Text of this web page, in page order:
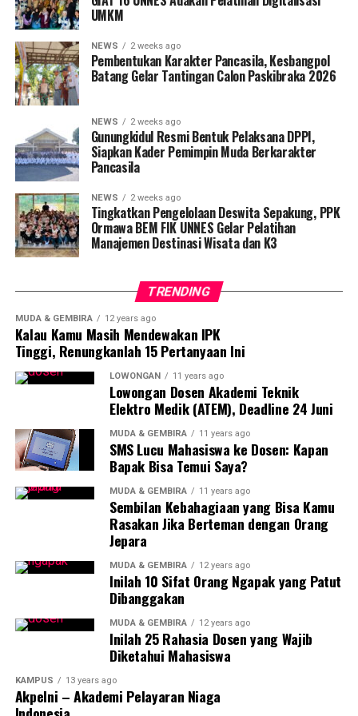
bagian dari kompetensi abad 21. “Guru yang sukses di
era digital bukan hanya yang menguasai materi, tetapi
juga yang mampu mengoptimalkan teknologi untuk
memperkaya pengalaman belajar siswa,” ujarnya.
Para guru yang hadir tidak hanya mendengarkan materi
teoretis tentang TPACK, tetapi juga dilibatkan dalam
sesi praktik langsung. Di bawah bimbingan anggota tim
pengabdian lainnya—Dr. At. Sugeng Priyanto, M.Si., Dr.
Martien Herna Susanti, M.Si., dan Yan Amal, M.Pd.,
M.Sc.—para peserta diajak untuk mengembangkan
rencana pembelajaran yang mengintegrasikan
penggunaan teknologi, seperti pemanfaatan aplikasi
alat digital lainnya yang dapat mendukung proses
Salah satu hal yang membuat pelatihan ini menarik
adalah pendekatan langsung yang digunakan. Para
peserta diberikan kesempatan untuk mencoba langsung
berbagai aplikasi dan perangkat teknologi yang dapat
digunakan dalam pembelajaran. Misalnya, mereka diajak
untuk membuat kuis interaktif menggunakan platform
daring, merancang presentasi berbasis multimedia,
serta mendalami penggunaanLearning Management
System(LMS) yang dapat memfasilitasi pembelajaran
Pelatihan ini juga memberikan dampak positif bagi
pengembangan karir para guru. Selain mengasah
kemampuan mengajar, guru-guru di SMA Sedes
Sapientiae Semarang juga diberikan wawasan tentang
bagaimana cara memanfaatkan teknologi untuk
pengembangan diri. Dengan memanfaatkan berbagai
platform dan komunitas online, guru dapat terus
mengembangkan kompetensinya secara mandiri dan
berkolaborasi dengan rekan sejawat dari berbagai
UMKM
NEWS 2 weeks ago
Pembentukan Karakter Pancasila, Kesbangpol
Batang Gelar Tantingan Calon Paskibraka 2026
NEWS 2 weeks ago
Gunungkidul Resmi Bentuk Pelaksana DPPI,
Siapkan Kader Pemimpin Muda Berkarakter
Pancasila
NEWS 2 weeks ago
Tingkatkan Pengelolaan Deswita Sepakung, PPK
Ormawa BEM FIK UNNES Gelar Pelatihan
Manajemen Destinasi Wisata dan K3
TRENDING
MUDA & GEMBIRA 12 years ago
Kalau Kamu Masih Mendewakan IPK
Tinggi, Renungkanlah 15 Pertanyaan Ini
LOWONGAN 11 years ago
Lowongan Dosen Akademi Teknik
Elektro Medik (ATEM), Deadline 24 Juni
MUDA & GEMBIRA 11 years ago
SMS Lucu Mahasiswa ke Dosen: Kapan
Bapak Bisa Temui Saya?
MUDA & GEMBIRA 11 years ago
Sembilan Kebahagiaan yang Bisa Kamu
Rasakan Jika Berteman dengan Orang
Jepara
MUDA & GEMBIRA 12 years ago
Inilah 10 Sifat Orang Ngapak yang Patut
Dibanggakan
MUDA & GEMBIRA 12 years ago
Inilah 25 Rahasia Dosen yang Wajib
Diketahui Mahasiswa
KAMPUS 13 years ago
Akpelni – Akademi Pelayaran Niaga